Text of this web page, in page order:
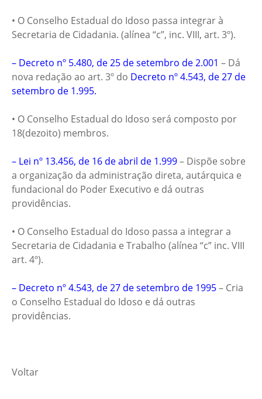
• O Conselho Estadual do Idoso passa integrar à
Secretaria de Cidadania. (alínea “c”, inc. VIII, art. 3º).
– Decreto nº 5.480, de 25 de setembro de 2.001 – Dá
nova redação ao art. 3º do Decreto nº 4.543, de 27 de
setembro de 1.995.
• O Conselho Estadual do Idoso será composto por
18(dezoito) membros.
– Lei nº 13.456, de 16 de abril de 1.999– Dispõe sobre
a organização da administração direta, autárquica e
fundacional do Poder Executivo e dá outras
providências.
• O Conselho Estadual do Idoso passa a integrar a
Secretaria de Cidadania e Trabalho (alínea “c” inc. VIII
art. 4º).
– Decreto nº 4.543, de 27 de setembro de 1995– Cria
o Conselho Estadual do Idoso e dá outras
providências.
Voltar